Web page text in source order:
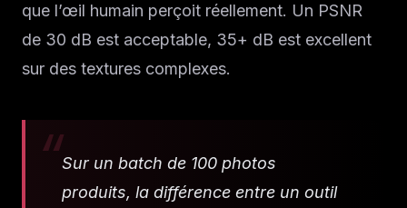
que l’œil humain perçoit réellement. Un PSNR
de 30 dB est acceptable, 35+ dB est excellent
sur des textures complexes.
Sur un batch de 100 photos
produits, la différence entre un outil